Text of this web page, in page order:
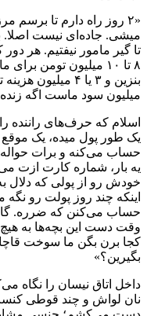
«۲ روز راه دارم تا برسم
میشی. جاده‌ای نیست اصلا.
تا گیر مامور نیفتیم. هر
میلیون سود ماست اگه زنده
اسلام که حرف‌های راننده
یک طور پول میده، یک
حساب می‌کنه و برات حواله
یه بار، شماره کارت ازت
خودش رو از پولی که دلال
اینکه چند روز پولت رو
حساب می‌کنن که ضرره.
وقت دست این بچه‌ها به
کجا برن بگن ما سوخت
بگیرین؟»
نان لواش و چند قوطی